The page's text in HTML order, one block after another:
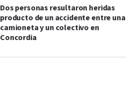
Dos personas resultaron heridas
producto de un accidente entre una
camioneta y un colectivo en
Concordia